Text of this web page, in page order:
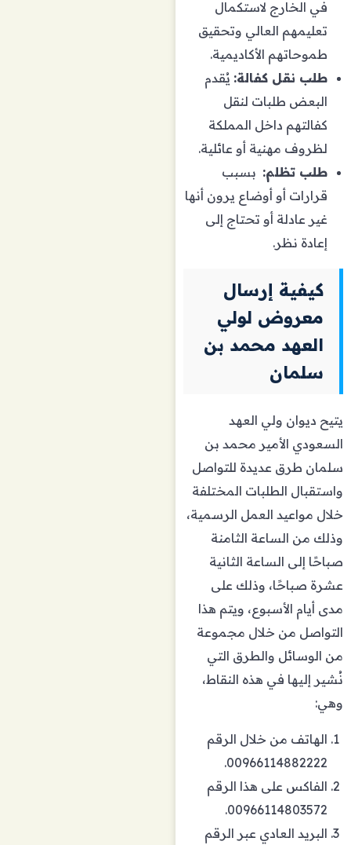
في الخارج لاستكمال
تعليمهم العالي وتحقيق
طموحاتهم الأكاديمية.
طلب نقل كفالة: يُقدم
البعض طلبات لنقل
كفالتهم داخل المملكة
لظروف مهنية أو عائلية.
طلب تظلم: بسبب
قرارات أو أوضاع يرون أنها
غير عادلة أو تحتاج إلى
إعادة نظر.
كيفية إرسال
معروض لولي
العهد محمد بن
سلمان
يتيح ديوان ولي العهد
السعودي الأمير محمد بن
سلمان طرق عديدة للتواصل
واستقبال الطلبات المختلفة
خلال مواعيد العمل الرسمية،
وذلك من الساعة الثامنة
صباحًا إلى الساعة الثانية
عشرة صباحًا، وذلك على
مدى أيام الأسبوع، ويتم هذا
التواصل من خلال مجموعة
من الوسائل والطرق التي
نُشير إليها في هذه النقاط،
وهي:
الهاتف من خلال الرقم
00966114882222.
الفاكس على هذا الرقم
00966114803572.
البريد العادي عبر الرقم